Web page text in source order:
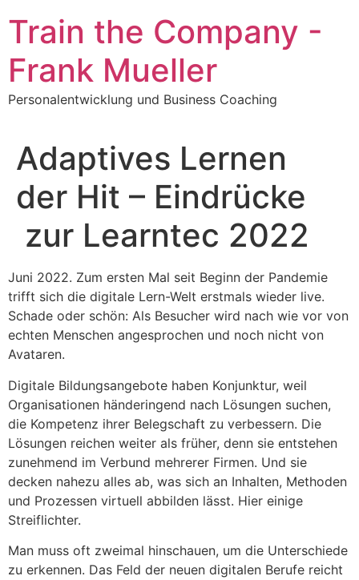
Inhalt
springen
Train the Company -
Frank Mueller
Personalentwicklung und Business Coaching
Adaptives Lernen
der Hit – Eindrücke
zur Learntec 2022
Juni 2022. Zum ersten Mal seit Beginn der Pandemie
trifft sich die digitale Lern-Welt erstmals wieder live.
Schade oder schön: Als Besucher wird nach wie vor von
echten Menschen angesprochen und noch nicht von
Avataren.
Digitale Bildungsangebote haben Konjunktur, weil
Organisationen händeringend nach Lösungen suchen,
die Kompetenz ihrer Belegschaft zu verbessern. Die
Lösungen reichen weiter als früher, denn sie entstehen
zunehmend im Verbund mehrerer Firmen. Und sie
decken nahezu alles ab, was sich an Inhalten, Methoden
und Prozessen virtuell abbilden lässt. Hier einige
Streiflichter.
Man muss oft zweimal hinschauen, um die Unterschiede
zu erkennen. Das Feld der neuen digitalen Berufe reicht